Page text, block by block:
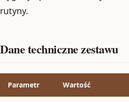
rutyny.
Dane techniczne zestawu
Parametr Wartość